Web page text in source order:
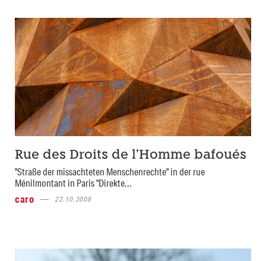
Rue des Droits de l’Homme bafoués
"Straße der missachteten Menschenrechte" in der rue
Ménilmontant in Paris "Direkte...
caro
22.10.2008